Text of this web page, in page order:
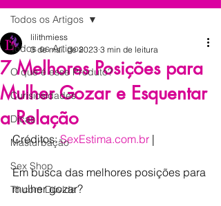
Todos os Artigos
O que é esse Produto?
Curisiosidades
Dicas
Masturbação
Sex Shop
Tô com Dúvida
Todos os Artigos
7 Melhores Posições para
Mulher Gozar e Esquentar
a Relação
lilithmiess
3 de mai. de 2023 3 min de leitura
Créditos: SexEstima.com.br |
Em busca das melhores posições para
mulher gozar?